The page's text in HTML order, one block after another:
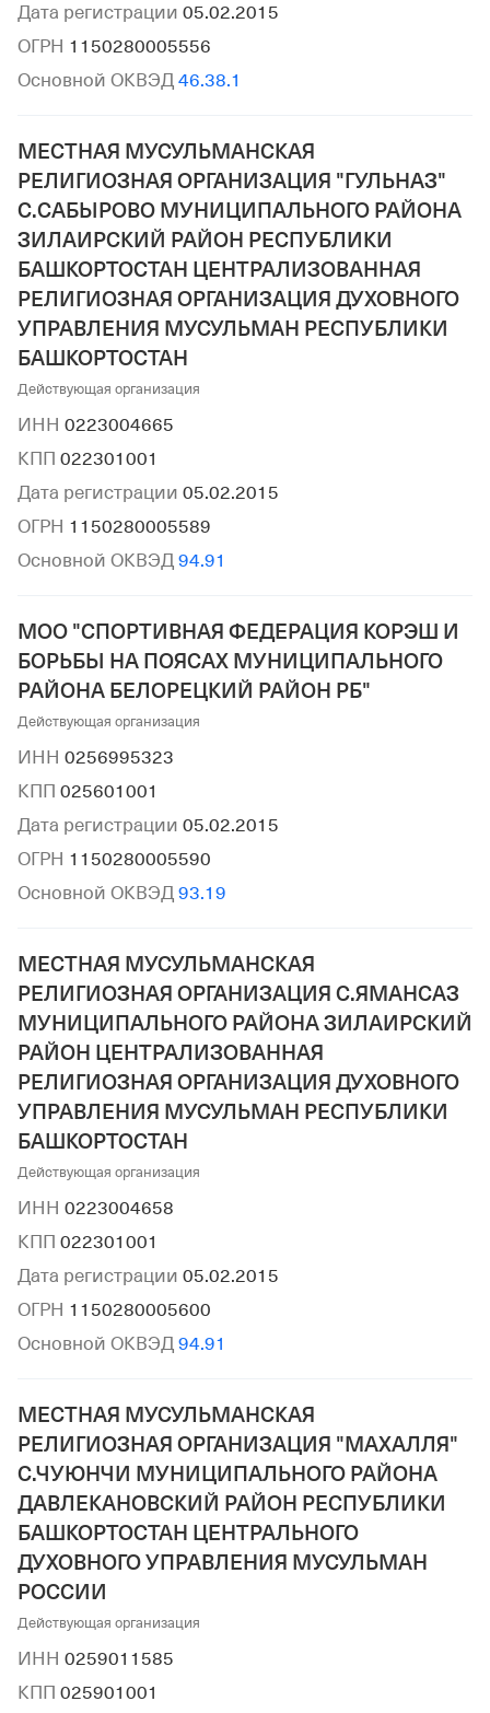
Дата регистрации 05.02.2015
ОГРН 1150280005556
Основной ОКВЭД 46.38.1
МЕСТНАЯ МУСУЛЬМАНСКАЯ
РЕЛИГИОЗНАЯ ОРГАНИЗАЦИЯ "ГУЛЬНАЗ"
С.САБЫРОВО МУНИЦИПАЛЬНОГО РАЙОНА
ЗИЛАИРСКИЙ РАЙОН РЕСПУБЛИКИ
БАШКОРТОСТАН ЦЕНТРАЛИЗОВАННАЯ
РЕЛИГИОЗНАЯ ОРГАНИЗАЦИЯ ДУХОВНОГО
УПРАВЛЕНИЯ МУСУЛЬМАН РЕСПУБЛИКИ
БАШКОРТОСТАН
Действующая организация
ИНН 0223004665
КПП 022301001
Дата регистрации 05.02.2015
ОГРН 1150280005589
Основной ОКВЭД 94.91
МОО "СПОРТИВНАЯ ФЕДЕРАЦИЯ КОРЭШ И
БОРЬБЫ НА ПОЯСАХ МУНИЦИПАЛЬНОГО
РАЙОНА БЕЛОРЕЦКИЙ РАЙОН РБ"
Действующая организация
ИНН 0256995323
КПП 025601001
Дата регистрации 05.02.2015
ОГРН 1150280005590
Основной ОКВЭД 93.19
МЕСТНАЯ МУСУЛЬМАНСКАЯ
РЕЛИГИОЗНАЯ ОРГАНИЗАЦИЯ С.ЯМАНСАЗ
МУНИЦИПАЛЬНОГО РАЙОНА ЗИЛАИРСКИЙ
РАЙОН ЦЕНТРАЛИЗОВАННАЯ
РЕЛИГИОЗНАЯ ОРГАНИЗАЦИЯ ДУХОВНОГО
УПРАВЛЕНИЯ МУСУЛЬМАН РЕСПУБЛИКИ
БАШКОРТОСТАН
Действующая организация
ИНН 0223004658
КПП 022301001
Дата регистрации 05.02.2015
ОГРН 1150280005600
Основной ОКВЭД 94.91
МЕСТНАЯ МУСУЛЬМАНСКАЯ
РЕЛИГИОЗНАЯ ОРГАНИЗАЦИЯ "МАХАЛЛЯ"
С.ЧУЮНЧИ МУНИЦИПАЛЬНОГО РАЙОНА
ДАВЛЕКАНОВСКИЙ РАЙОН РЕСПУБЛИКИ
БАШКОРТОСТАН ЦЕНТРАЛЬНОГО
ДУХОВНОГО УПРАВЛЕНИЯ МУСУЛЬМАН
РОССИИ
Действующая организация
ИНН 0259011585
КПП 025901001